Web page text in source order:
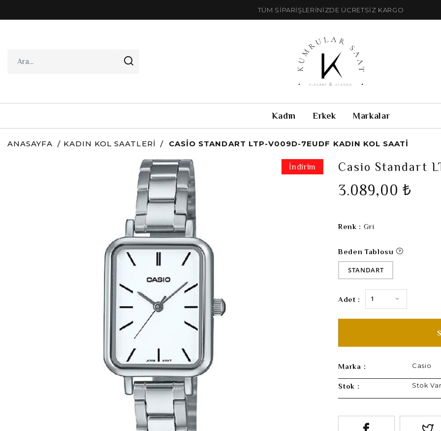
TÜM SİPARİŞLERİNİZDE ÜCRETSİZ KARGO
Kadın Erkek Markalar
ANASAYFA KADIN KOL SAATLERI CASIO STANDART LTP-V009D-7EUDF KADIN KOL SAATI
İndirim Casio Standart
3.089,00 ₺
Renk : Gri
Beden Tablosu
STANDART
Adet : 1
Marka : Casio
Stok : Stok Var